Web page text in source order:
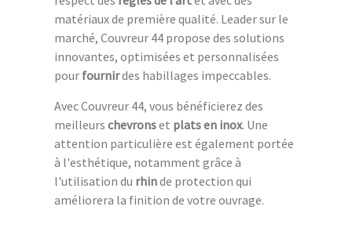
matériaux de première qualité. Leader sur le
marché, Couvreur 44 propose des solutions
innovantes, optimisées et personnalisées
pour fournirdes habillages impeccables.
Avec Couvreur 44, vous bénéficierez des
meilleurs chevronset plats en inox. Une
attention particulière est également portée
à l'esthétique, notamment grâce à
l'utilisation du rhinde protection qui
améliorera la finition de votre ouvrage.